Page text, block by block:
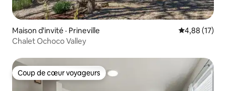
Maison d'invité · Prineville Note
4,88 (17)
Chalet Ochoco Valley
Coup de cœur voyageurs
Coup de cœur voyageurs